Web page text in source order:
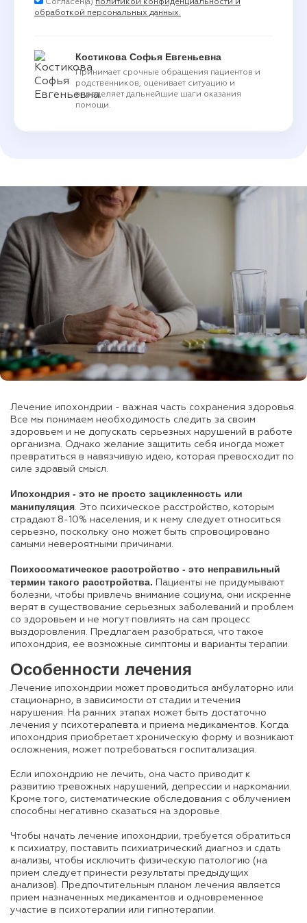
Согласен(а) политикой конфиденциальности и
обработкой персональных данных.
Костикова Софья Евгеньевна
Принимает срочные обращения пациентов и
родственников, оценивает ситуацию и
определяет дальнейшие шаги оказания
помощи.
Лечение ипохондрии - важная часть сохранения здоровья.
Все мы понимаем необходимость следить за своим
здоровьем и не допускать серьезных нарушений в работе
организма. Однако желание защитить себя иногда может
превратиться в навязчивую идею, которая превосходит по
силе здравый смысл.
Ипохондрия - это не просто зацикленность или
манипуляция . Это психическое расстройство, которым
страдают 8-10% населения, и к нему следует относиться
серьезно, поскольку оно может быть спровоцировано
самыми невероятными причинами.
Психосоматическое расстройство - это неправильный
термин такого расстройства. Пациенты не придумывают
болезни, чтобы привлечь внимание социума, они искренне
верят в существование серьезных заболеваний и проблем
со здоровьем и не могут повлиять на сам процесс
выздоровления. Предлагаем разобраться, что такое
ипохондрия, ее возможные симптомы и варианты терапии.
Особенности лечения
Лечение ипохондрии может проводиться амбулаторно или
стационарно, в зависимости от стадии и течения
нарушения. На ранних этапах может быть достаточно
лечения у психотерапевта и приема медикаментов. Когда
ипохондрия приобретает хроническую форму и возникают
осложнения, может потребоваться госпитализация.
Если ипохондрию не лечить, она часто приводит к
развитию тревожных нарушений, депрессии и наркомании.
Кроме того, систематические обследования с облучением
способны негативно сказаться на здоровье.
Чтобы начать лечение ипохондрии, требуется обратиться
к психиатру, поставить психиатрический диагноз и сдать
анализы, чтобы исключить физическую патологию (на
прием следует принести результаты предыдущих
анализов). Предпочтительным планом лечения является
прием назначенных медикаментов и одновременное
участие в психотерапии или гипнотерапии.